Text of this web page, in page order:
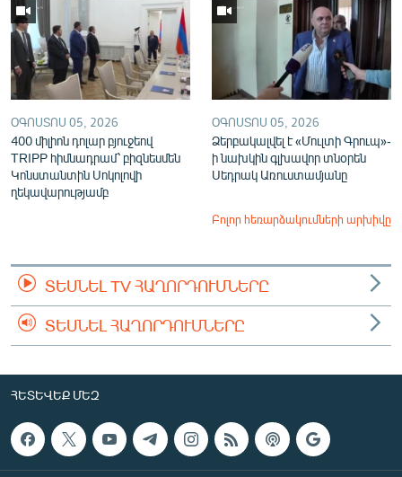
ՕԳՈՍՏՈՍ 05, 2026
400 միլիոն դոլար բյուջեով
TRIPP հիմնադրամ՝ բիզնեսմեն
Կոնստանտին Սոկոլովի
ղեկավարությամբ
ՕԳՈՍՏՈՍ 05, 2026
Ձերբակալվել է «Մուլտի Գրուպ»-
ի նախկին գլխավոր տնօրեն
Սեդրակ Առուստամյանը
Բոլոր հեռարձակումների արխիվը
ՏԵՍՆԵԼ TV ՀԱՂՈՐԴՈՒՄՆԵՐԸ
ՏԵՍՆԵԼ ՀԱՂՈՐԴՈՒՄՆԵՐԸ
ՀԵՏԵՎԵՔ ՄԵԶ